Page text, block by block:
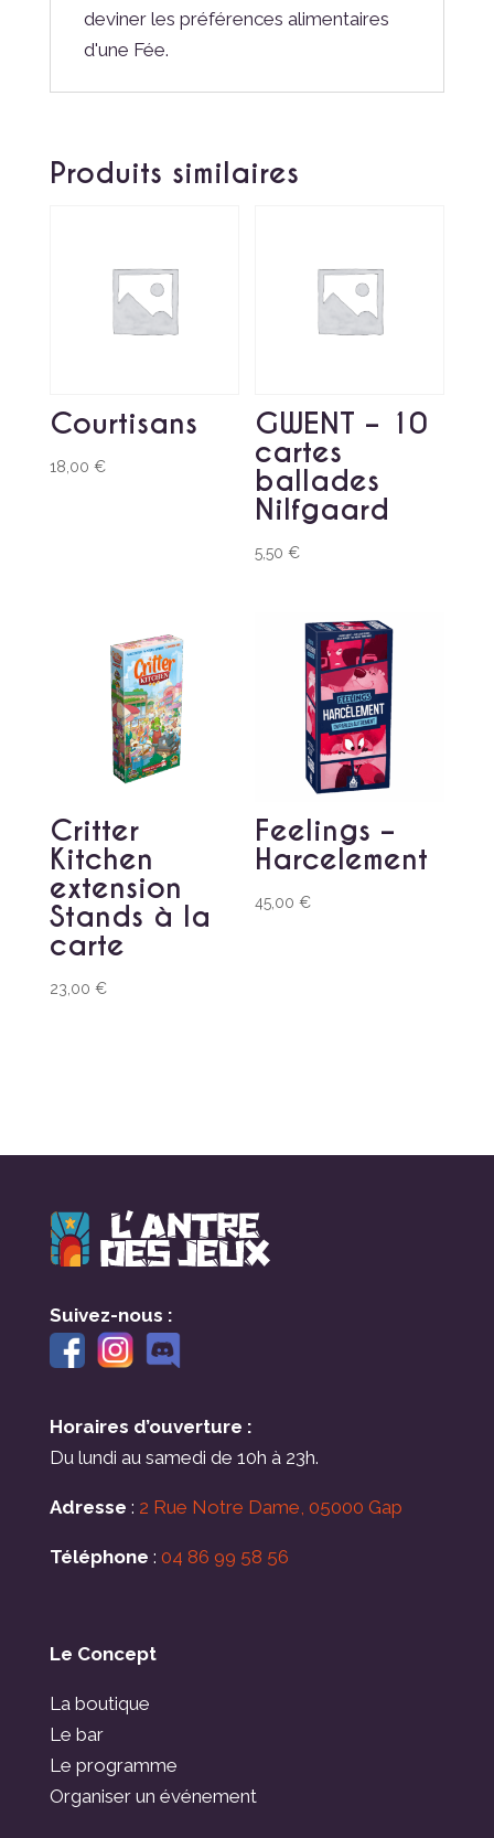
deviner les préférences alimentaires
d'une Fée.
Produits similaires
Courtisans
18,00 €
GWENT – 10
cartes
ballades
Nilfgaard
5,50€
Critter
Kitchen
extension
Stands à la
carte
23,00 €
Feelings –
Harcelement
45,00€
Suivez-nous :
Horaires d’ouverture :
Du lundi au samedi de 10h à 23h.
Adresse : 2 Rue Notre Dame, 05000 Gap
Téléphone : 04 86 99 58 56
Le Concept
La boutique
Le bar
Le programme
Organiser un événement